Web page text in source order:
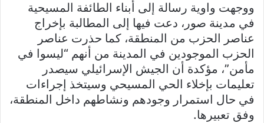
ووجهت واوية رسالة إلى أبناء الطائفة المسيحية
في مدينة صور، دعت فيها إلى المطالبة بإخراج
عناصر الحزب من المنطقة، كما حذرت عناصر
الحزب الموجودين في المدينة من أنهم “ليسوا في
مأمن”، مؤكدة أن الجيش الإسرائيلي سيصدر
تعليمات بإخلاء الحي المسيحي وسيتخذ إجراءات
في حال استمرار وجودهم ونشاطهم داخل المنطقة،
وفق تعبيرها.